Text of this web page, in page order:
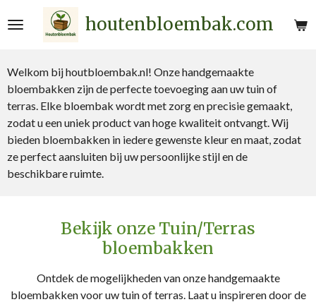
direct
hoofdinhoud
houtenbloembak.com
Welkom bij houtbloembak.nl! Onze handgemaakte
bloembakken zijn de perfecte toevoeging aan uw tuin of
terras. Elke bloembak wordt met zorg en precisie gemaakt,
zodat u een uniek product van hoge kwaliteit ontvangt. Wij
bieden bloembakken in iedere gewenste kleur en maat, zodat
ze perfect aansluiten bij uw persoonlijke stijl en de
beschikbare ruimte.
Bekijk onze Tuin/Terras
bloembakken
Ontdek de mogelijkheden van onze handgemaakte
bloembakken voor uw tuin of terras. Laat u inspireren door de